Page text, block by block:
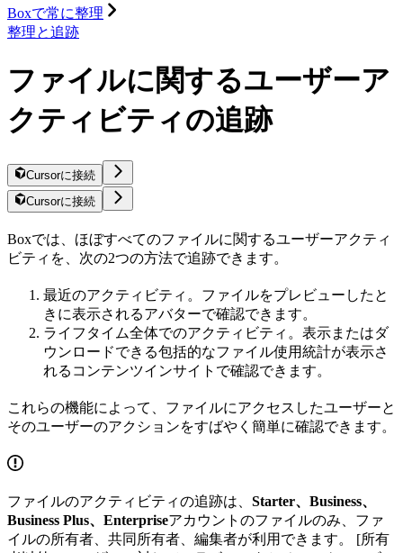
Boxで常に整理
整理と追跡
ファイルに関するユーザーア
クティビティの追跡
Cursorに接続
Cursorに接続
Boxでは、ほぼすべてのファイルに関するユーザーアクティ
ビティを、次の2つの方法で追跡できます。
最近のアクティビティ。ファイルをプレビューしたと
きに表示されるアバターで確認できます。
ライフタイム全体でのアクティビティ。表示またはダ
ウンロードできる包括的なファイル使用統計が表示さ
れるコンテンツインサイトで確認できます。
これらの機能によって、ファイルにアクセスしたユーザーと
そのユーザーのアクションをすばやく簡単に確認できます。
ファイルのアクティビティの追跡は、 Starter、Business、
Business Plus、Enterpriseアカウントのファイルのみ、ファ
イルの所有者、共同所有者、編集者が利用できます。 [所有